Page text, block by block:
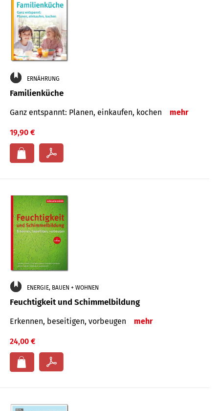
ERNÄHRUNG
Familienküche
Ganz entspannt: Planen, einkaufen, kochen mehr
19,90 €
ENERGIE, BAUEN + WOHNEN
Feuchtigkeit und Schimmelbildung
Erkennen, beseitigen, vorbeugen mehr
24,00 €